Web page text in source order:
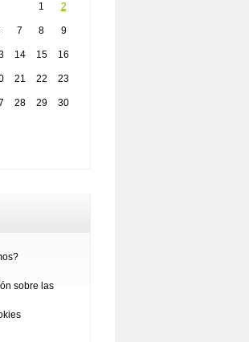
1 2
7 8 9
14 15 16
21 22 23
28 29 30
sobre las